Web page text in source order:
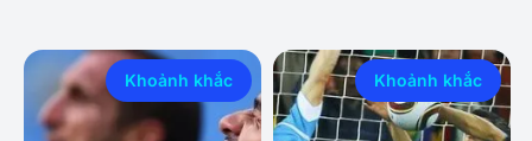
Khoảnh khắc Khoảnh khắc